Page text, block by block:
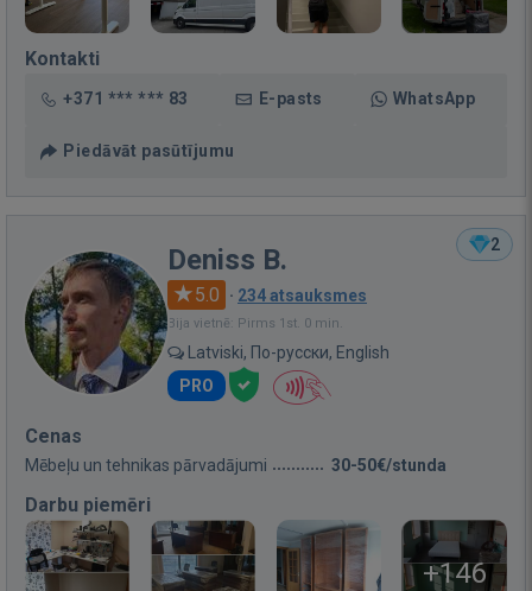
Kontakti
+371 *** *** 83 E-pasts WhatsApp
Piedāvāt pasūtījumu
2
Deniss B.
5.0 · 234 atsauksmes
Bija vietnē: Pirms 1st. 0 min.
Latviski, По-русски, English
PRO
Cenas
Mēbeļu un tehnikas pārvadājumi 30-50€/stunda
Darbu piemēri
+146